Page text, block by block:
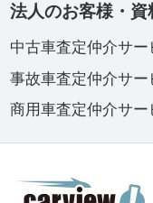
法人のお客様・資
中古車査定仲介サー
事故車査定仲介サー
商用車査定仲介サー